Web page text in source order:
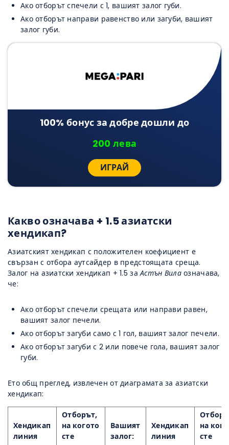
Ако отборът спечели с 1, вашият залог губи.
Ако отборът направи равенство или загуби, вашият
залог губи.
100% бонус за добре дошли до
200 лева
ИГРАЙ
Какво означава + 1.5 азиатски
хендикап?
Азиатският хендикап с положителен коефициент е
свързан с отбора аутсайдер в предстоящата среща.
Залог на азиатски хендикап + 1.5 заАстън Вилаозначава,
че:
Ако отборът спечели срещата или направи равен,
вашият залог печели.
Ако отборът загуби само с 1 гол, вашият залог печели.
Ако отборът загуби с 2 или повече гола, вашият залог
губи.
Ето общ преглед, извлечен от диаграмата за азиатски
хендикап:
Хендикап
линия
Отборът,
на когото
сте
Вашият
залог:
Хендикап
линия
на
сте